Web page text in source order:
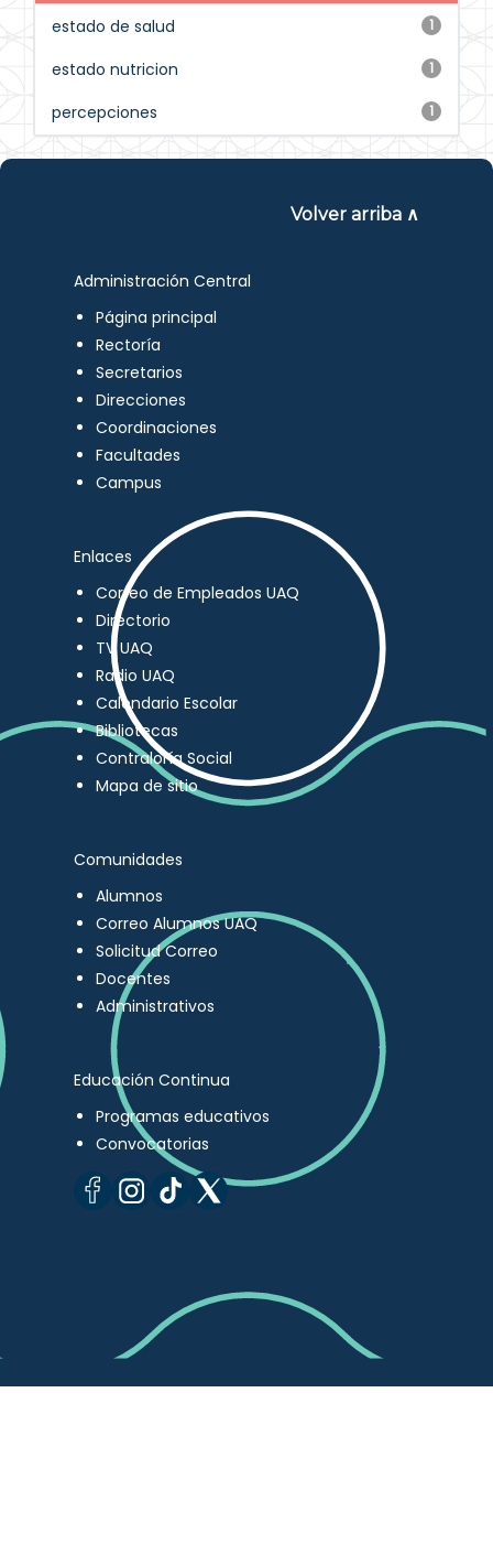
1
estado de salud
1
estado nutricion
1
percepciones
Volver arriba ∧
Administración Central
Página principal
Rectoría
Secretarios
Direcciones
Coordinaciones
Facultades
Campus
Enlaces
Correo de Empleados UAQ
Directorio
TV UAQ
Radio UAQ
Calendario Escolar
Bibliotecas
Contraloría Social
Mapa de sitio
Comunidades
Alumnos
Correo Alumnos UAQ
Solicitud Correo
Docentes
Administrativos
Educación Continua
Programas educativos
Convocatorias